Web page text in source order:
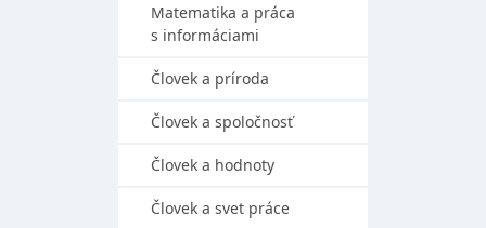
Matematika a práca
s informáciami
Človek a príroda
Človek a spoločnosť
Človek a hodnoty
Človek a svet práce